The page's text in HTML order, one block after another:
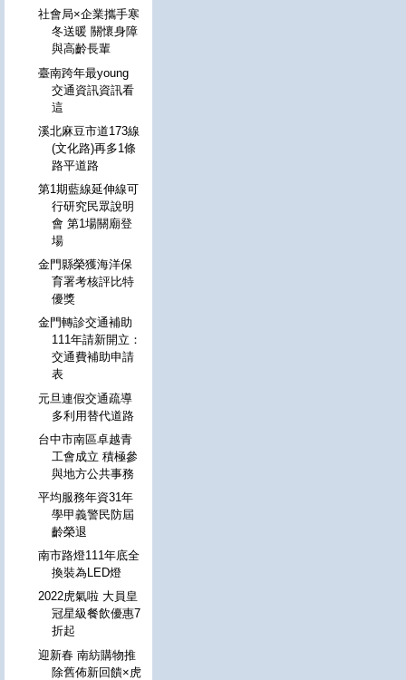
社會局×企業攜手寒
冬送暖 關懷身障
與高齡長輩
臺南跨年最young
交通資訊資訊看
這
溪北麻豆市道173線
(文化路)再多1條
路平道路
第1期藍線延伸線可
行研究民眾說明
會 第1場關廟登
場
金門縣榮獲海洋保
育署考核評比特
優獎
金門轉診交通補助
111年請新開立：
交通費補助申請
表
元旦連假交通疏導
多利用替代道路
台中市南區卓越青
工會成立 積極參
與地方公共事務
平均服務年資31年
學甲義警民防屆
齡榮退
南市路燈111年底全
換裝為LED燈
2022虎氣啦 大員皇
冠星級餐飲優惠7
折起
迎新春 南紡購物推
除舊佈新回饋×虎